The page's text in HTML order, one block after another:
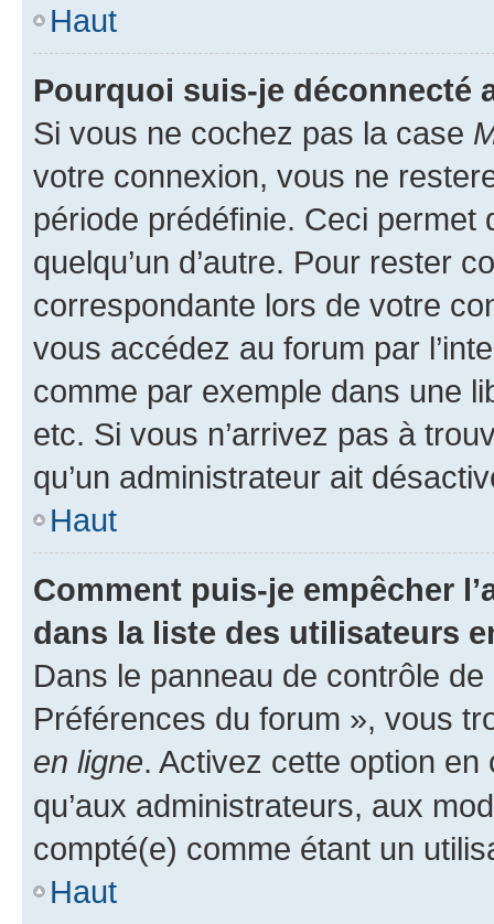
Haut
Pourquoi suis-je déconnecté
Si vous ne cochez pas la case
votre connexion, vous ne
période prédéfinie. Ceci permet
quelqu’un d’autre. Pour rester
correspondante lors de votre
vous accédez au forum par
comme par exemple dans une
etc. Si vous n’arrivez pas à
qu’un administrateur ait
Haut
Comment puis-je empêcher
dans la liste des utilisateurs
Dans le panneau de contrôle
Préférences du forum », vous
en ligne. Activez cette option
qu’aux administrateurs, aux
compté(e) comme étant un
Haut